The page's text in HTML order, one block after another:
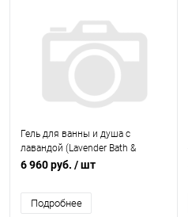
Гель для ванны и душа с
лавандой (Lavender Bath &
Shower Gel) Young Living/Янг
6 960 руб. / шт
Подробнее